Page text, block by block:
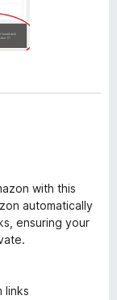
with this
automatically
ensuring your
links